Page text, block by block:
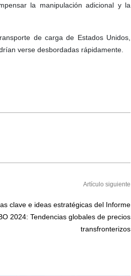
la manipulación adicional y la
de carga de Estados Unidos,
verse desbordadas rápidamente.
Artículo siguiente
clave e ideas estratégicas del Informe
2024: Tendencias globales de precios
transfronterizos